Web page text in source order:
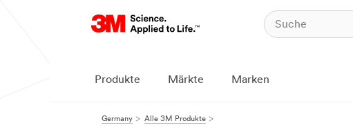
Produkte Märkte Marken
Germany Alle 3M Produkte